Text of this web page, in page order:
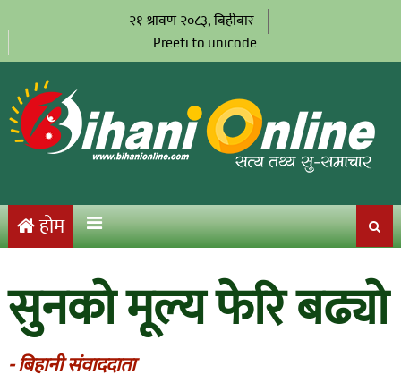
२१ श्रावण २०८३, बिहीबार
Preeti to unicode
होम
सुनको मूल्य फेरि बढ्यो
- बिहानी संवाददाता